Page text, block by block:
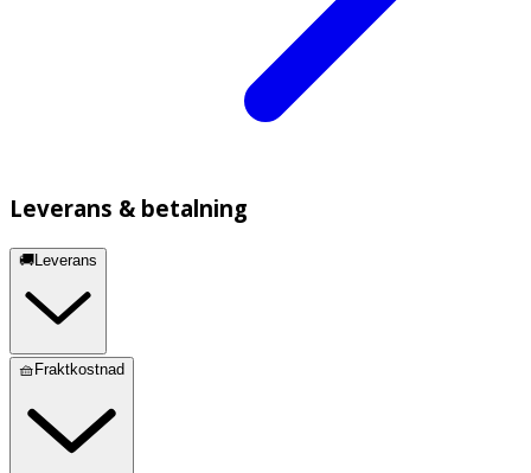
Leverans & betalning
🚚Leverans
🧺Fraktkostnad